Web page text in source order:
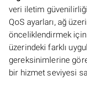
veri iletim
QoS ayarları, ağ
önceliklendirmek için
üzerindeki farklı
gereksinimlerine
bir hizmet seviyesi